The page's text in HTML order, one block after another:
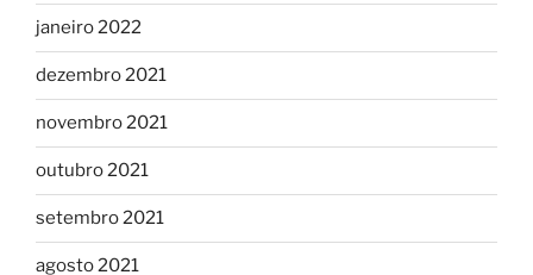
janeiro 2022
dezembro 2021
novembro 2021
outubro 2021
setembro 2021
agosto 2021